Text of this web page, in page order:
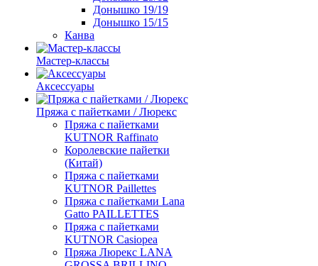
Донышко 19/19
Донышко 15/15
Канва
Мастер-классы
Аксессуары
Пряжа с пайетками / Люрекс
Пряжа с пайетками
KUTNOR Raffinato
Королевские пайетки
(Китай)
Пряжа с пайетками
KUTNOR Paillettes
Пряжа с пайетками Lana
Gatto PAILLETTES
Пряжа с пайетками
KUTNOR Casiopea
Пряжа Люрекс LANA